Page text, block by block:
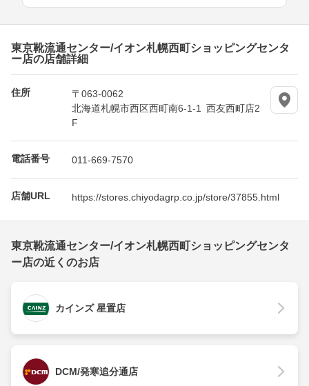
東京靴流通センター/イオン札幌西町ショッピングセンタ
ー店の店舗詳細
住所
〒063-0062
北海道札幌市西区西町南6-1-1 西友西町店2
F
電話番号 011-669-7570
店舗URL https://stores.chiyodagrp.co.jp/store/37855.html
東京靴流通センター/イオン札幌西町ショッピングセンタ
ー店の近くのお店
カインズ 星置店
DCM/発寒追分通店